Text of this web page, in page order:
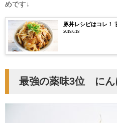
めです↓
豚丼レシピはコレ！
2019.6.18
最強の薬味3位 にん